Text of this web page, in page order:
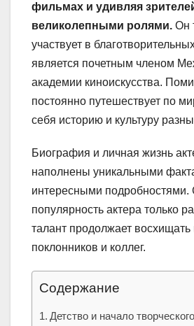
фильмах и удивляя
великолепными ролями. Он
участвует в
является почетным членом
академии киноискусства.
постоянно путешествует по
себя историю и культуру
Биография и личная жизнь
наполнены уникальными
интересными
популярность актера только
талант продолжает восхищать
поклонников и коллег.
Содержание
Детство и начало